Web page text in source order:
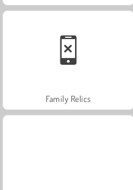
Family Relics